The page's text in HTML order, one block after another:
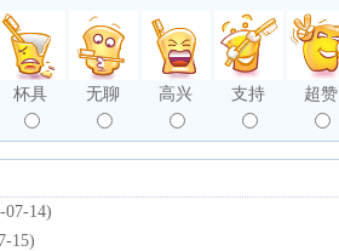
杯具 无聊 高兴 支持 超赞
07-14)
15)